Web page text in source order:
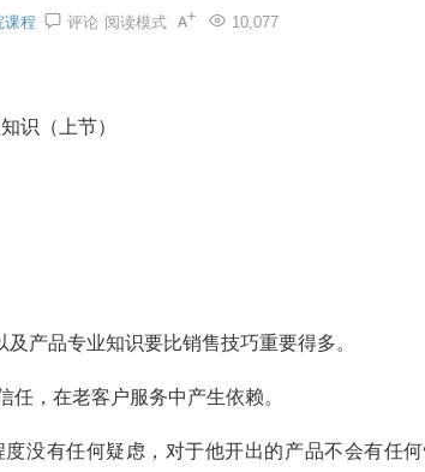
课程 评论 10,077
阅读模式
识（上节）
产品专业知识要比销售技巧重要得多。
，在老客户服务中产生依赖。
没有任何疑虑，对于他开出的产品不会有任